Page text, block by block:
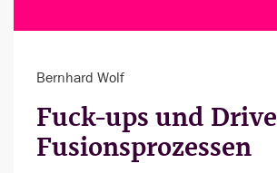
Bernhard Wolf
Fuck-ups und
Fusionsprozessen